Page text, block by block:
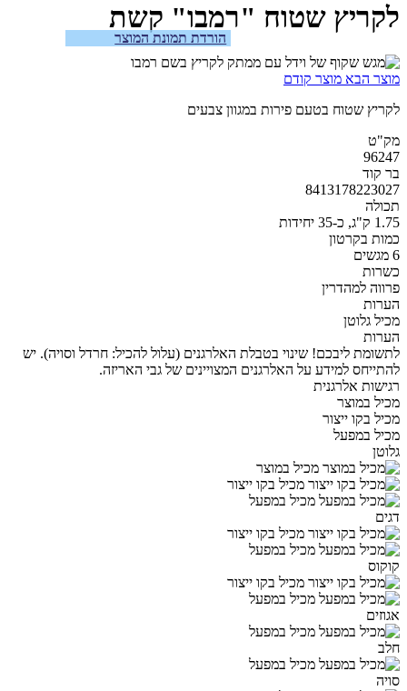
לקריץ שטוח "רמבו" קשת
הורדת תמונת המוצר
מוצר הבא מוצר קודם
לקריץ שטוח בטעם פירות במגוון צבעים
מק"ט
96247
בר קוד
8413178223027
תכולה
1.75 ק"ג, כ-35 יחידות
כמות בקרטון
6 מגשים
כשרות
פרווה למהדרין
הערות
מכיל גלוטן
הערות
לתשומת ליבכם! שינוי בטבלת האלרגנים (עלול להכיל: חרדל וסויה). יש
להתייחס למידע על האלרגנים המצויינים של גבי האריזה.
רגישות אלרגנית
מכיל במוצר
מכיל בקו ייצור
מכיל במפעל
גלוטן
מכיל במוצר
מכיל בקו ייצור
מכיל במפעל
דגים
מכיל בקו ייצור
מכיל במפעל
קוקוס
מכיל בקו ייצור
מכיל במפעל
אגוזים
מכיל במפעל
חלב
מכיל במפעל
סויה